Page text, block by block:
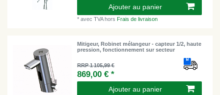
Ajouter au panier
*avec TVAhorsFrais de livraison
Mitigeur, Robinet mélangeur - capteur 1/2, haute
pression, fonctionnement sur secteur
RRP 1 105,99 €
869,00 € *
Ajouter au panier